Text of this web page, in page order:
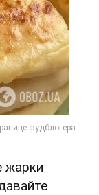
жарки